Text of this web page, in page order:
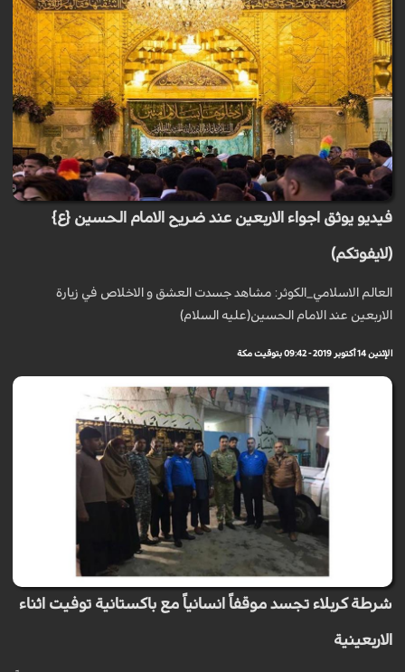
فيديو يوثق اجواء الاربعين عند ضريح الامام الحسين {ع}
(لايفوتكم)
العالم الاسلامي_الكوثر: مشاهد جسدت العشق و الاخلاص في زيارة
الاربعين عند الامام الحسين(عليه السلام)
الإثنين 14 أكتوبر 2019 - 09:42 بتوقيت مكة
شرطة كربلاء تجسد موقفاً انسانياً مع باكستانية توفيت اثناء
الاربعينية